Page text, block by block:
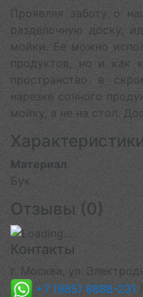
Проявляя заботу о
разделочную доску,
мойки. Ее можно
продуктов, но и как
пространство в
нарезке сочного
мойку, а не на стол.
Материал
Бук
Отзывы (0)
Контакты
г. Москва, ул.
+7 (985) 8888-231